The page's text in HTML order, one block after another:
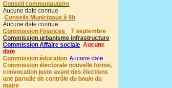
Conseil communautaire
Aucune date connue
Conseils Municipaux à 9h
Aucune date connue
Commission Finances
7 septembre
Commission urbanisme infrastructure
Commission Affaire sociale Aucune
date
Commission éducation Aucune date
Commission électorale nouvelle forme,
convocation juste avant des élections
une parodie de contrôle du boulo du
maire